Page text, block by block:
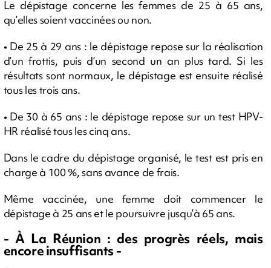
Le dépistage concerne les femmes de 25 à 65 ans,
qu’elles soient vaccinées ou non.
• De 25 à 29 ans : le dépistage repose sur la réalisation
d’un frottis, puis d’un second un an plus tard. Si les
résultats sont normaux, le dépistage est ensuite réalisé
tous les trois ans.
• De 30 à 65 ans : le dépistage repose sur un test HPV-
HR réalisé tous les cinq ans.
Dans le cadre du dépistage organisé, le test est pris en
charge à 100 %, sans avance de frais.
Même vaccinée, une femme doit commencer le
dépistage à 25 ans et le poursuivre jusqu’à 65 ans.
- À La Réunion : des progrès réels, mais
encore insuffisants -